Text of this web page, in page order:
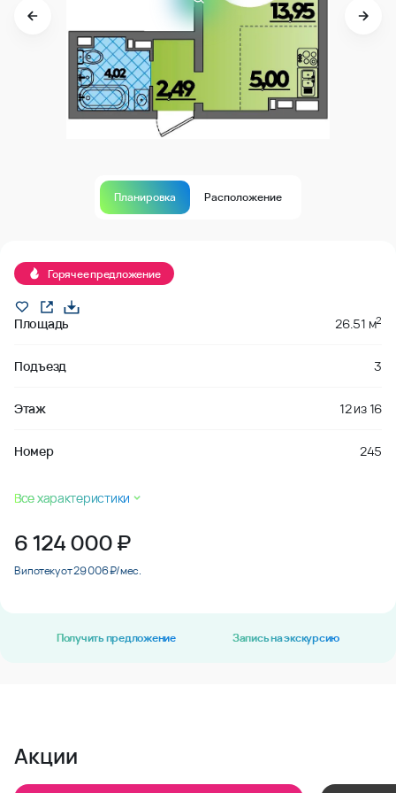
Планировка Расположение
Горячее предложение
Площадь 26.51 м2
Подъезд 3
Этаж 12из16
Номер 245
Все характеристики
6 124 000₽
В ипотеку от 29 006 ₽/мес.
Получить предложение Запись на экскурсию
Акции